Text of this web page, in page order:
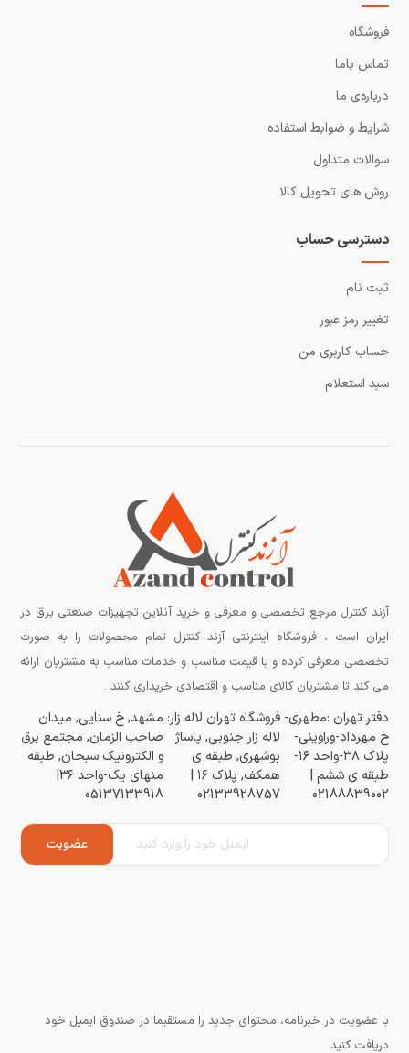
فروشگاه
تماس باما
درباره‌ی ما
شرایط و ضوابط استفاده
سوالات متداول
روش های تحویل کالا
دسترسی حساب
ثبت نام
تغییر رمز عبور
حساب کاربری من
سبد استعلام
آزند کنترل مرجع تخصصی و معرفی و خرید آنلاین تجهیزات صنعتی برق در
ایران است ، فروشگاه اینترنتی آزند کنترل تمام محصولات را به صورت
تخصصی معرفی کرده و با قیمت مناسب و خدمات مناسب به مشتریان ارائه
می کند تا مشتریان کالای مناسب و اقتصادی خریداری کنند .
دفتر تهران :مطهری-
خ مهرداد-وراوینی-
پلاک ۳۸-واحد ۱۶-
طبقه ی ششم |
02188839002
فروشگاه تهران لاله زار:
لاله زار جنوبی, پاساژ
بوشهری, طبقه ی
همکف, پلاک ۱۶ |
02133928757
مشهد, خ سنایی, میدان
صاحب الزمان, مجتمع برق
و الکترونیک سبحان, طبقه
منهای یک-واحد ۳۶|
05137133918
با عضویت در خبرنامه، محتوای جدید را مستقیما در صندوق ایمیل خود
دریافت کنید.